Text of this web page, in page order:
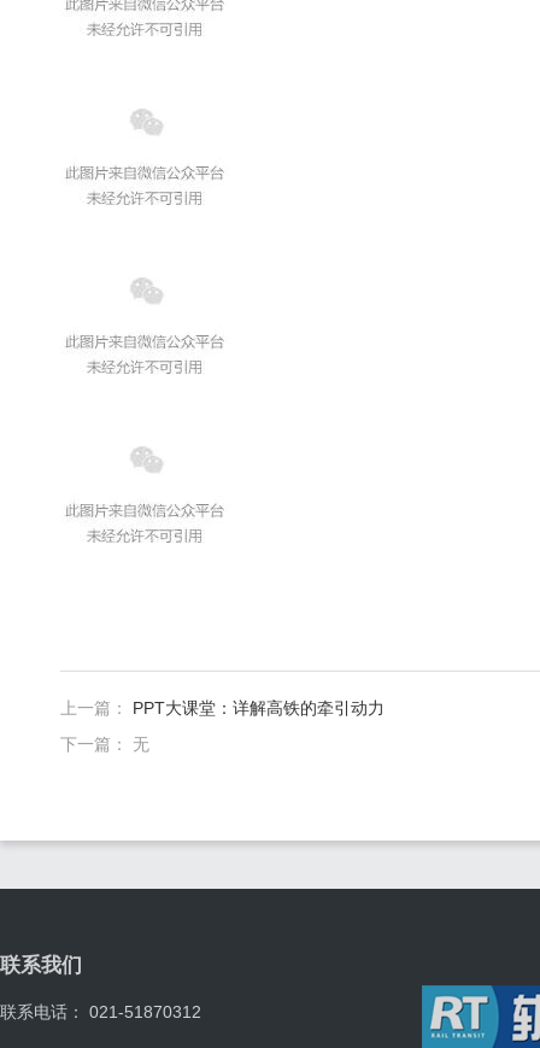
上一篇： PPT大课堂：详解高铁的牵引动力
下一篇： 无
联系我们
联系电话： 021-51870312